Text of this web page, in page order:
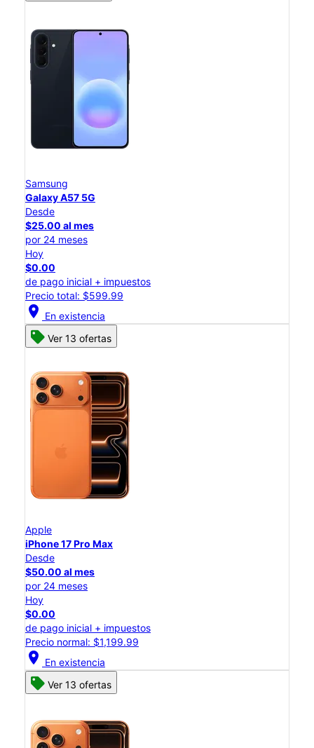
Samsung
Galaxy A57 5G
Desde
$25.00 al mes
por 24 meses
Hoy
$0.00
de pago inicial + impuestos
Precio total: $599.99
location_on En existencia
Ver 13 ofertas
Apple
iPhone 17 Pro Max
Desde
$50.00 al mes
por 24 meses
Hoy
$0.00
de pago inicial + impuestos
Precio normal: $1,199.99
location_on En existencia
Ver 13 ofertas